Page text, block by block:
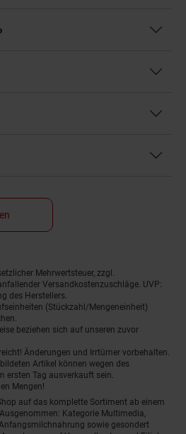
Mehrwertsteuer, zzgl.
Versandkostenzuschläge. UVP:
des Herstellers.
(Stückzahl/Mengeneinheit)
beziehen sich auf unseren zuvor
Änderungen und Irrtümer vorbehalten.
Artikel können wegen des
ersten Tag ausverkauft sein.
Mengen!
auf das komplette Sortiment ab einem
Kategorie Multimedia,
sowie gesondert